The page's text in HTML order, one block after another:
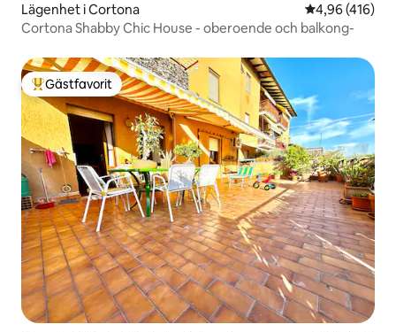
Lägenhet i Cortona 4,96 av 5 i
4,96 (416)
Cortona Shabby Chic House - oberoende och balkong-
Populär gästfavorit
Gästfavorit